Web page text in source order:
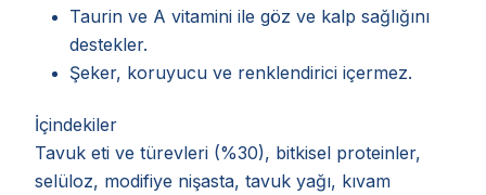
Taurin ve A vitamini ile göz ve kalp sağlığını
destekler.
Şeker, koruyucu ve renklendirici içermez.
İçindekiler
Tavuk eti ve türevleri (%30), bitkisel proteinler,
selüloz, modifiye nişasta, tavuk yağı, kıvam